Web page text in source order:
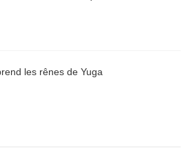
les rênes de Yuga